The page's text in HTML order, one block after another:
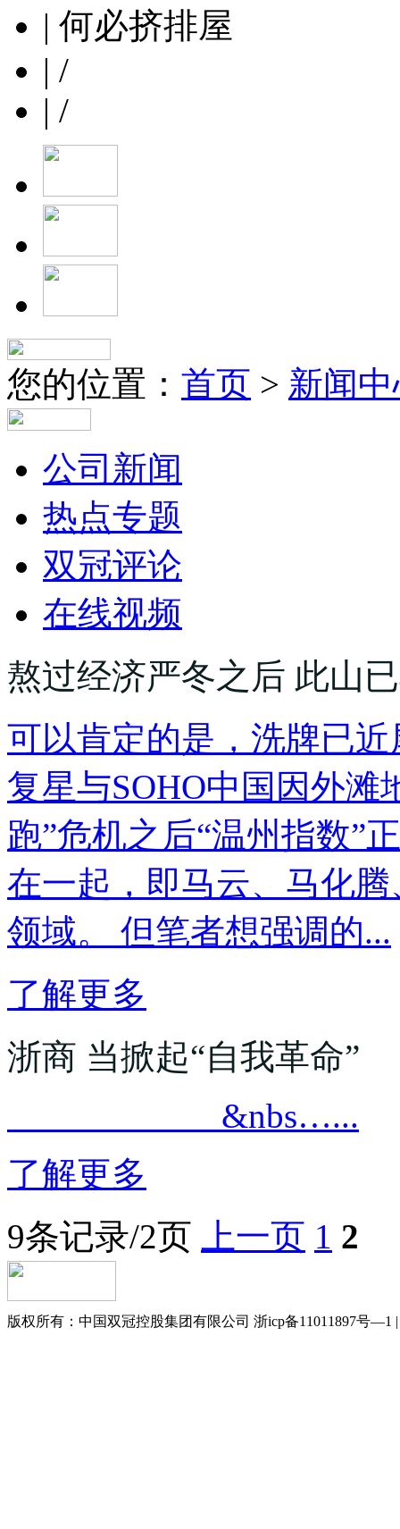
| 何必挤排屋
| /
| /
您的位置： 首页 > 新闻
公司新闻
热点专题
双冠评论
在线视频
熬过经济严冬之后 此山
可以肯定的是，洗牌已
复星与SOHO中国因外滩
跑”危机之后“温州指数”
在一起，即马云、马化
领域。 但笔者想强调的...
了解更多
浙商 当掀起“自我革命”
&nbs…...
了解更多
9条记录/2页
上一页 1 2
版权所有：中国双冠控股集团有限公司 浙icp备11011897号—1